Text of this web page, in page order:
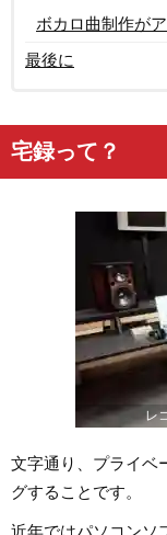
ボカロ曲制作が
最後に
宅録って？
レ
文字通り、プライベ
グすることです。